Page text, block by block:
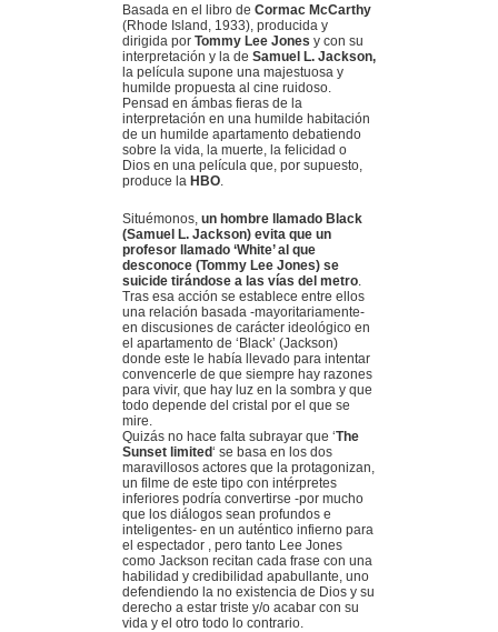
Basada en el libro de Cormac McCarthy
(Rhode Island, 1933), producida y
dirigida por Tommy Lee Jones y con su
interpretación y la de Samuel L. Jackson,
la película supone una majestuosa y
humilde propuesta al cine ruidoso.
Pensad en ámbas fieras de la
interpretación en una humilde habitación
de un humilde apartamento debatiendo
sobre la vida, la muerte, la felicidad o
Dios en una película que, por supuesto,
produce la HBO.
Situémonos, un hombre llamado Black
(Samuel L. Jackson) evita que un
profesor llamado ‘White’ al que
desconoce (Tommy Lee Jones) se
suicide tirándose a las vías del metro.
Tras esa acción se establece entre ellos
una relación basada -mayoritariamente-
en discusiones de carácter ideológico en
el apartamento de ‘Black’ (Jackson)
donde este le había llevado para intentar
convencerle de que siempre hay razones
para vivir, que hay luz en la sombra y que
todo depende del cristal por el que se
mire.
Quizás no hace falta subrayar que ‘The
Sunset limited‘ se basa en los dos
maravillosos actores que la protagonizan,
un filme de este tipo con intérpretes
inferiores podría convertirse -por mucho
que los diálogos sean profundos e
inteligentes- en un auténtico infierno para
el espectador , pero tanto Lee Jones
como Jackson recitan cada frase con una
habilidad y credibilidad apabullante, uno
defendiendo la no existencia de Dios y su
derecho a estar triste y/o acabar con su
vida y el otro todo lo contrario.